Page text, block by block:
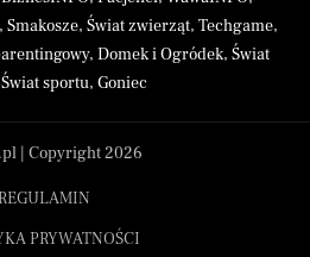
, Smakosze, Świat zwierząt, Techgame,
, Domek i Ogródek, Świat
Świat sportu, Goniec
| Copyright 2026
REGULAMIN
PRYWATNOŚCI